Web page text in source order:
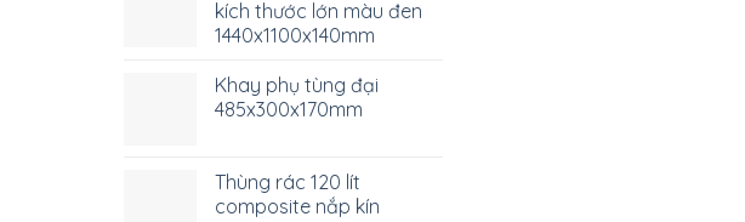
kích thước lớn màu đen
1440x1100x140mm
Khay phụ tùng đại
485x300x170mm
Thùng rác 120 lít
composite nắp kín